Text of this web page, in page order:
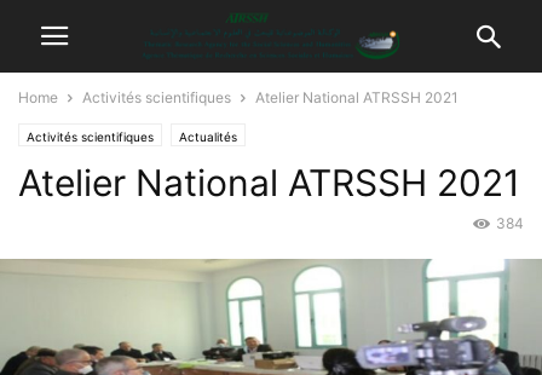
Home Activités scientifiques Atelier National ATRSSH 2021
Activités scientifiques Actualités
Atelier National ATRSSH 2021
384